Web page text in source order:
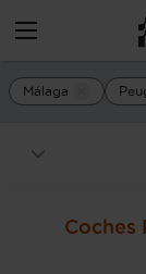
Málaga
Coches